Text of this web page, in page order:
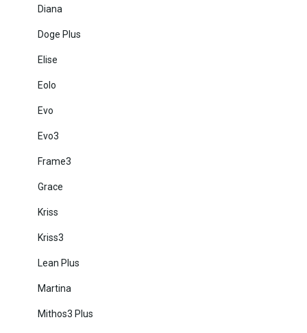
Diana
Doge Plus
Elise
Eolo
Evo
Evo3
Frame3
Grace
Kriss
Kriss3
Lean Plus
Martina
Mithos3 Plus